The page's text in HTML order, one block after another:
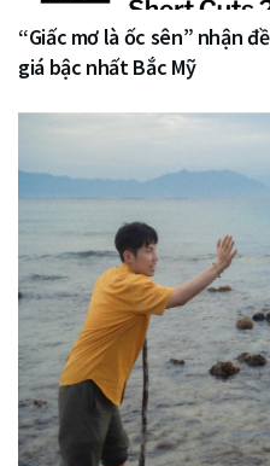
“Giấc mơ là ốc sên” nhận
giá bậc nhất Bắc Mỹ